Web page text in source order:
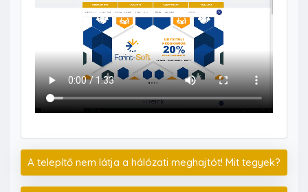
A telepítő nem látja a hálózati meghajtót! Mit tegyek?